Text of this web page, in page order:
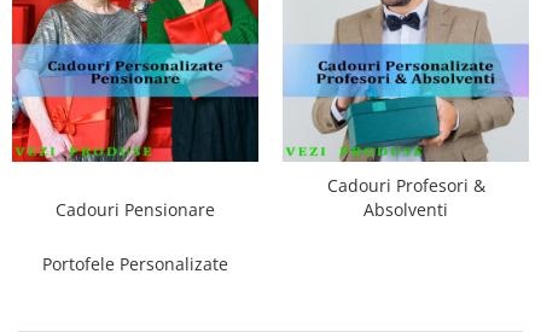
Cadouri Pensionare
Cadouri Profesori &
Absolventi
Portofele Personalizate